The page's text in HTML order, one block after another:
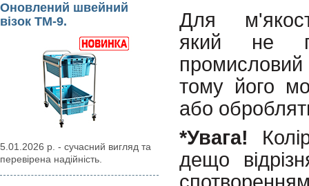
Оновлений швейний
візок ТМ-9.
5.01.2026 р. - сучасний вигляд та
перевірена надійність.
Для
який не
промисловий
тому його
або
*Увага!
дещо